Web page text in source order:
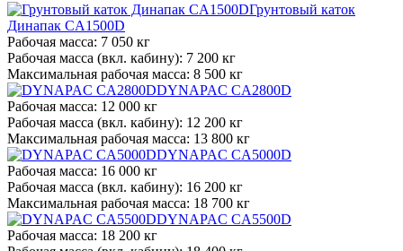
Грунтовый каток
Динапак CA1500D
Рабочая масса: 7 050 кг
Рабочая масса (вкл. кабину): 7 200 кг
Максимальная рабочая масса: 8 500 кг
DYNAPAC CA2800D
Рабочая масса: 12 000 кг
Рабочая масса (вкл. кабину): 12 200 кг
Максимальная рабочая масса: 13 800 кг
DYNAPAC CA5000D
Рабочая масса: 16 000 кг
Рабочая масса (вкл. кабину): 16 200 кг
Максимальная рабочая масса: 18 700 кг
DYNAPAC CA5500D
Рабочая масса: 18 200 кг